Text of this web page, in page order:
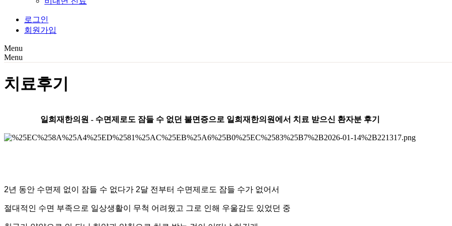
로그인
회원가입
Menu
Menu
치료후기
일희재한의원 - 수면제로도 잠들 수 없던 불면증으로 일희재한의원에서 치료 받으신 환자분 후기
2년 동안 수면제 없이 잠들 수 없다가 2달 전부터 수면제로도 잠들 수가 없어서
절대적인 수면 부족으로 일상생활이 무척 어려웠고 그로 인해 우울감도 있었던 중